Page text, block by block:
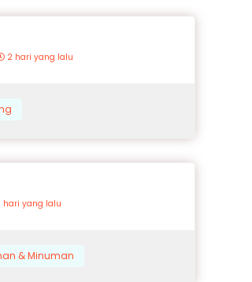
2 hari yang lalu
hari yang lalu
& Minuman